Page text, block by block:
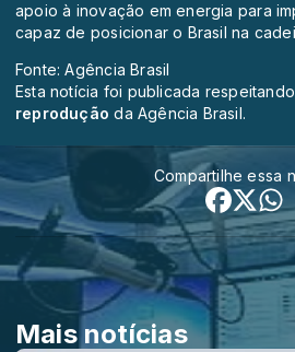
apoio à inovação em energia para
capaz de posicionar o Brasil na
Fonte: Agência Brasil
Esta notícia foi publicada
reprodução da Agência Brasil.
Compartilhe essa
Mais notícias